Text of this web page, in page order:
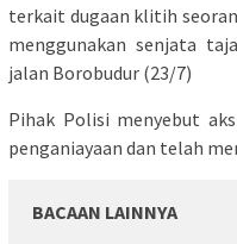
terkait dugaan klitih
menggunakan senjata
jalan Borobudur (23/7)
Pihak Polisi menyebut
penganiayaan dan telah
BACAAN LAINNYA